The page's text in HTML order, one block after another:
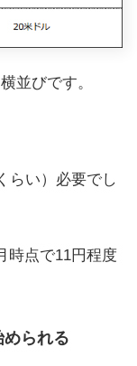
並びです。
らい）必要でし
時点で11円程度
られる